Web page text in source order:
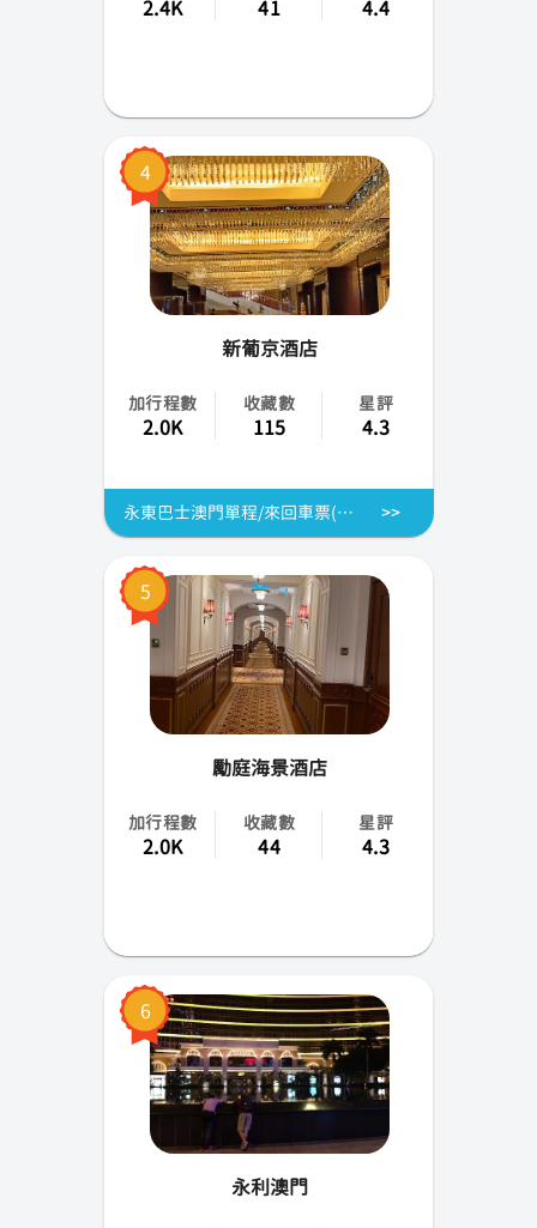
2.4K 41 4.4
4
新葡京酒店
加行程數
2.0K
收藏數
115
星評
4.3
永東巴士澳門單程/來回車票(澳門上葡京酒店/澳門威尼斯人酒店/澳門新葡京酒店)
5
勵庭海景酒店
加行程數
2.0K
收藏數
44
星評
4.3
6
永利澳門